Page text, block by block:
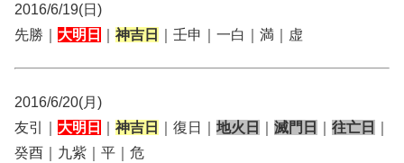
2016/6/19(日)
先勝｜ 大明日 神吉日 ｜壬申｜一白｜満｜虚
2016/6/20(月)
友引｜ 大明日 神吉日 ｜復日｜ 地火日 滅門日 往亡日
癸酉｜九紫｜平｜危